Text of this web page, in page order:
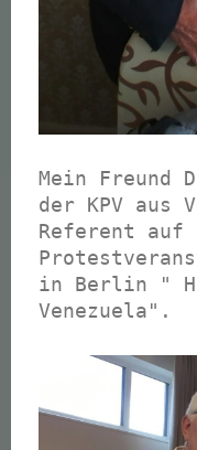
Mein Freund
der KPV aus
Referent auf
in Berlin "
Venezuela".